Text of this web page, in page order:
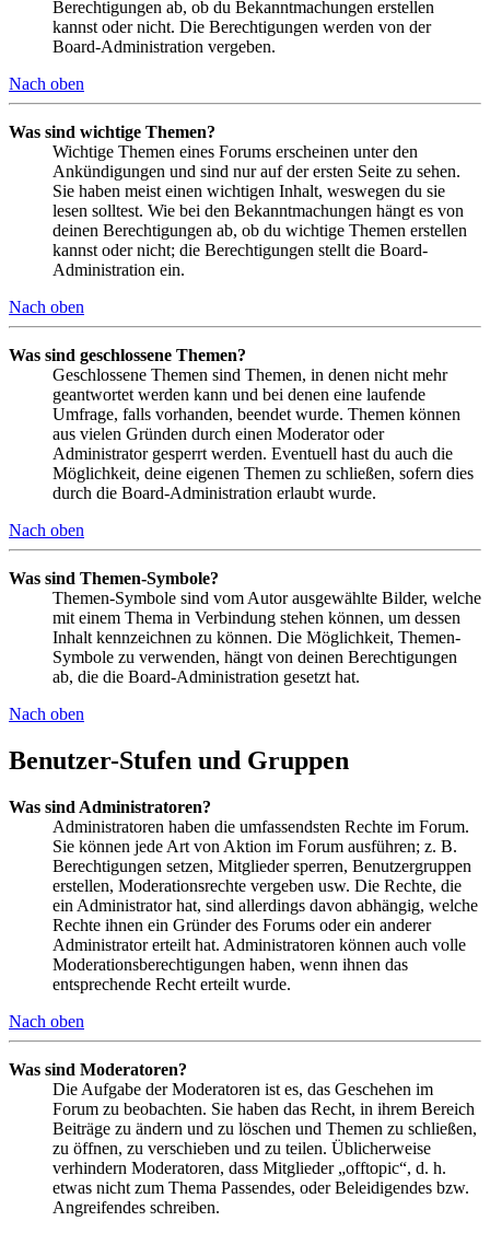
Berechtigungen ab, ob du Bekanntmachungen erstellen
kannst oder nicht. Die Berechtigungen werden von der
Board-Administration vergeben.
Nach oben
Was sind wichtige Themen?
Wichtige Themen eines Forums erscheinen unter den
Ankündigungen und sind nur auf der ersten Seite zu sehen.
Sie haben meist einen wichtigen Inhalt, weswegen du sie
lesen solltest. Wie bei den Bekanntmachungen hängt es von
deinen Berechtigungen ab, ob du wichtige Themen erstellen
kannst oder nicht; die Berechtigungen stellt die Board-
Administration ein.
Nach oben
Was sind geschlossene Themen?
Geschlossene Themen sind Themen, in denen nicht mehr
geantwortet werden kann und bei denen eine laufende
Umfrage, falls vorhanden, beendet wurde. Themen können
aus vielen Gründen durch einen Moderator oder
Administrator gesperrt werden. Eventuell hast du auch die
Möglichkeit, deine eigenen Themen zu schließen, sofern dies
durch die Board-Administration erlaubt wurde.
Nach oben
Was sind Themen-Symbole?
Themen-Symbole sind vom Autor ausgewählte Bilder, welche
mit einem Thema in Verbindung stehen können, um dessen
Inhalt kennzeichnen zu können. Die Möglichkeit, Themen-
Symbole zu verwenden, hängt von deinen Berechtigungen
ab, die die Board-Administration gesetzt hat.
Nach oben
Benutzer-Stufen und Gruppen
Was sind Administratoren?
Administratoren haben die umfassendsten Rechte im Forum.
Sie können jede Art von Aktion im Forum ausführen; z. B.
Berechtigungen setzen, Mitglieder sperren, Benutzergruppen
erstellen, Moderationsrechte vergeben usw. Die Rechte, die
ein Administrator hat, sind allerdings davon abhängig, welche
Rechte ihnen ein Gründer des Forums oder ein anderer
Administrator erteilt hat. Administratoren können auch volle
Moderationsberechtigungen haben, wenn ihnen das
entsprechende Recht erteilt wurde.
Nach oben
Was sind Moderatoren?
Die Aufgabe der Moderatoren ist es, das Geschehen im
Forum zu beobachten. Sie haben das Recht, in ihrem Bereich
Beiträge zu ändern und zu löschen und Themen zu schließen,
zu öffnen, zu verschieben und zu teilen. Üblicherweise
verhindern Moderatoren, dass Mitglieder „offtopic“, d. h.
etwas nicht zum Thema Passendes, oder Beleidigendes bzw.
Angreifendes schreiben.